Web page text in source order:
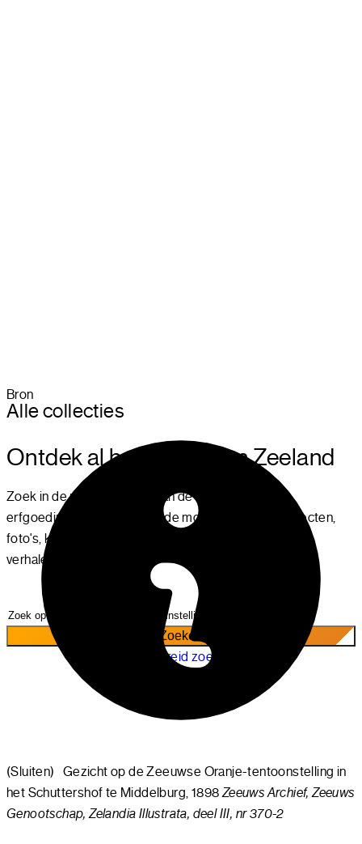
Bron
(Sluiten) Gezicht op de Zeeuwse Oranje-tentoonstelling in
het Schuttershof te Middelburg, 1898Zeeuws Archief, Zeeuws
Genootschap, Zelandia Illustrata, deel III, nr 370-2
Alle collecties
Ontdek al het moois van Zeeland
Zoek in de rijke collecties van de Zeeuwse
erfgoedinstellingen en vind de mooiste museumobjecten,
foto's, kaarten, boeken, tijdschriften, natuurhistorie en
verhalen.
Uitgebreid zoeken